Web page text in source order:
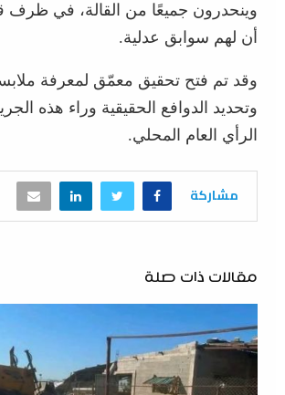
وينحدرون جميعًا من القالة، في ظرف
أن لهم سوابق عدلية.
وقد تم فتح تحقيق معمّق لمعرفة
وتحديد الدوافع الحقيقية وراء هذه
الرأي العام المحلي.
مشاركة
مقالات ذات صلة